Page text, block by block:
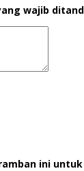
wajib
ini